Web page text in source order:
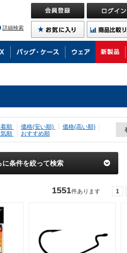
詳細検索
順 価格(安い順)
価格(高い順)
気順
おすすめ順
に条件を絞って検索
1551件あります 1